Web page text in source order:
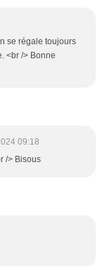
se régale toujours
<br /> Bonne
09:18
/> Bisous